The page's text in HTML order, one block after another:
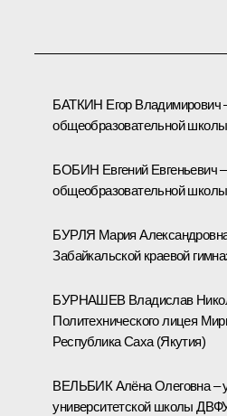
БАТКИН Егор Владимирович
общеобразовательной
БОБИН Евгений Евгеньевич –
общеобразовательной
БУРЛЯ Мария Александровна
Забайкальской краевой
БУРНАШЕВ Владислав
Политехнического лицея
Республика Саха (Якутия)
ВЕЛЬБИК Алёна Олеговна –
университетской школы